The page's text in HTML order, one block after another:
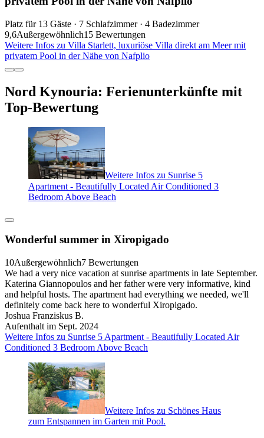
Platz für 13 Gäste · 7 Schlafzimmer · 4 Badezimmer
9,6Außergewöhnlich15 Bewertungen
Weitere Infos zu Villa Starlett, luxuriöse Villa direkt am Meer mit
privatem Pool in der Nähe von Nafplio
Nord Kynouria: Ferienunterkünfte mit
Top-Bewertung
Weitere Infos zu Sunrise 5
Apartment - Beautifully Located Air Conditioned 3
Bedroom Above Beach
Wonderful summer in Xiropigado
10Außergewöhnlich7 Bewertungen
We had a very nice vacation at sunrise apartments in late September.
Katerina Giannopoulos and her father were very informative, kind
and helpful hosts. The apartment had everything we needed, we'll
definitely come back here to wonderful Xiropigado.
Joshua Franziskus B.
Aufenthalt im Sept. 2024
Weitere Infos zu Sunrise 5 Apartment - Beautifully Located Air
Conditioned 3 Bedroom Above Beach
Weitere Infos zu Schönes Haus
zum Entspannen im Garten mit Pool.